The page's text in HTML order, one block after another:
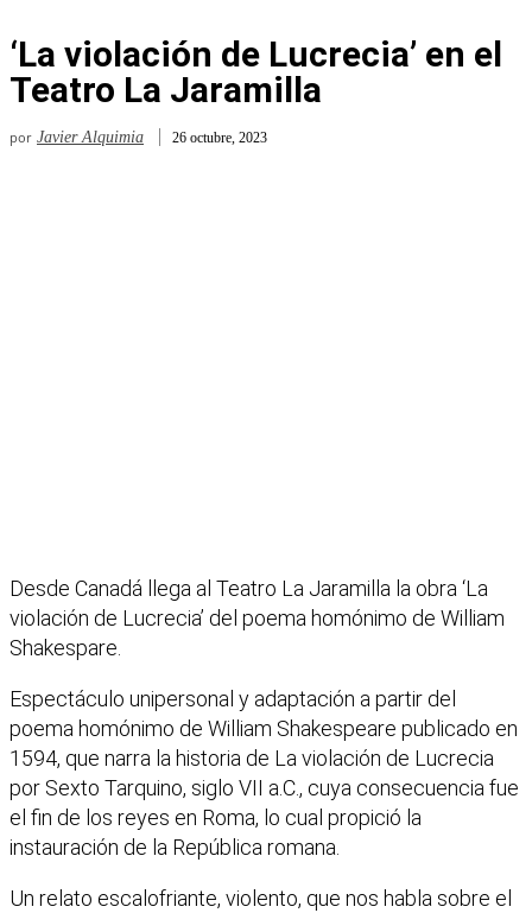
‘La violación de Lucrecia’ en el
Teatro La Jaramilla
por Javier Alquimia 26 octubre, 2023
Desde Canadá llega al Teatro La Jaramilla la obra ‘La
violación de Lucrecia’ del poema homónimo de William
Shakespare.
Espectáculo unipersonal y adaptación a partir del
poema homónimo de William Shakespeare publicado en
1594, que narra la historia de La violación de Lucrecia
por Sexto Tarquino, siglo VII a.C., cuya consecuencia fue
el fin de los reyes en Roma, lo cual propició la
instauración de la República romana.
Un relato escalofriante, violento, que nos habla sobre el